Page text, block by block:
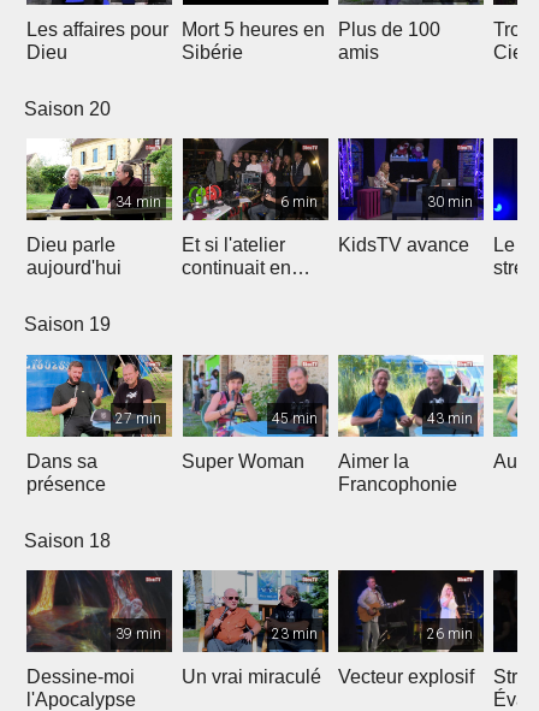
Les affaires pour
Dieu
Mort 5 heures en
Sibérie
Plus de 100
amis
Ciel
Saison 20
34 min
Dieu parle
aujourd'hui
6 min
Et si l'atelier
continuait en
30 min
KidsTV avance
Le
Saison 19
27 min
Dans sa
présence
45 min
Super Woman
43 min
Aimer la
Francophonie
Au
Saison 18
39 min
Dessine-moi
l'Apocalypse
23 min
Un vrai miraculé
26 min
Vecteur explosif